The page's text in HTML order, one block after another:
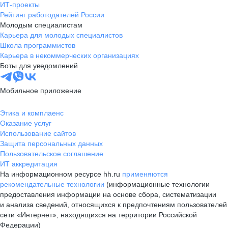
ИТ-проекты
Рейтинг работодателей России
Молодым специалистам
Карьера для молодых специалистов
Школа программистов
Карьера в некоммерческих организациях
Боты для уведомлений
Мобильное приложение
Этика и комплаенс
Оказание услуг
Использование сайтов
Защита персональных данных
Пользовательское соглашение
ИТ аккредитация
На информационном ресурсе hh.ru применяются
рекомендательные технологии (информационные технологии
предоставления информации на основе сбора, систематизации
и анализа сведений, относящихся к предпочтениям пользователей
сети «Интернет», находящихся на территории Российской
Федерации)